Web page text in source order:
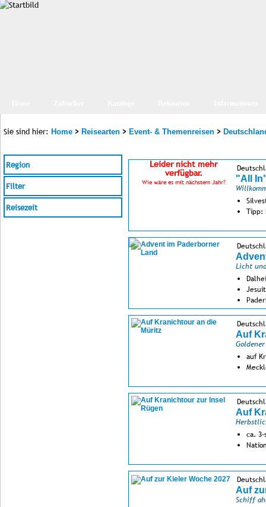
Sie sind hier: Home > Reisearten > Event- & Themenreisen >
Region
Filter
Reisezeit
Leider nicht mehr
verfügbar.
Wie wäre es mit nächstem Jahr? "All
Tipp:
Licht
Auf
auf
Auf
ca.
Auf
Schiff